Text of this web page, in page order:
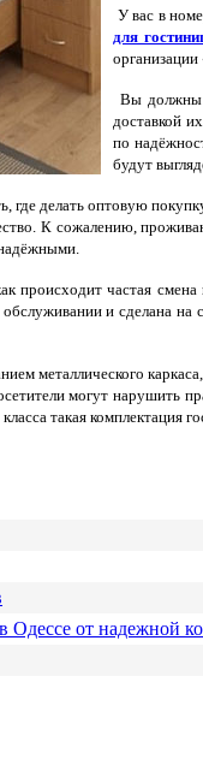
У вас в
для
Вы должны
доставкой
по
будут
где делать оптовую
К сожалению,
происходит частая
и сделана
металлического
могут нарушить
такая
Одессе от надежной